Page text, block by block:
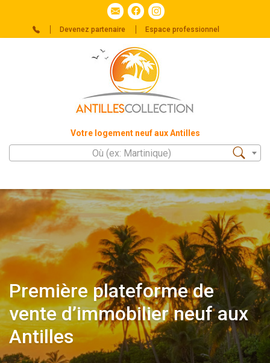
Devenez partenaire Espace professionnel
Votre logement neuf aux Antilles
Où (ex: Martinique)
Première plateforme de
vente d’immobilier neuf aux
Antilles